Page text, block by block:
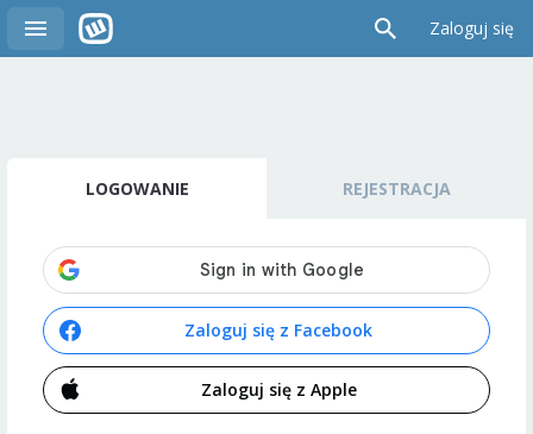
Zaloguj się
LOGOWANIE REJESTRACJA
Zaloguj się z Facebook
Zaloguj się z Apple